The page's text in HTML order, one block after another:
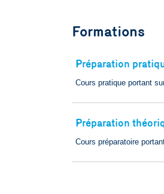
Formations
🢒
Préparation
Cours pratique portant
🢒
Préparation
Cours préparatoire